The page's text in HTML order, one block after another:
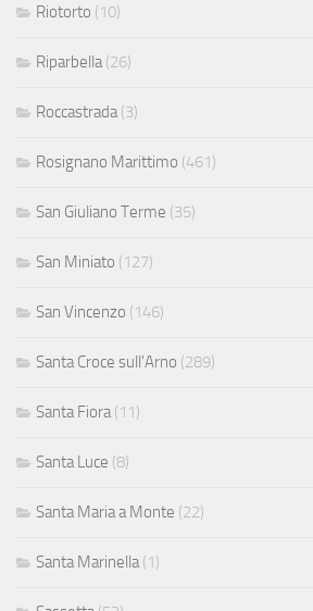
Riotorto (10)
Riparbella (26)
Roccastrada (3)
Rosignano Marittimo (461)
San Giuliano Terme (35)
San Miniato (127)
San Vincenzo (146)
Santa Croce sull'Arno (289)
Santa Fiora (11)
Santa Luce (8)
Santa Maria a Monte (22)
Santa Marinella (1)